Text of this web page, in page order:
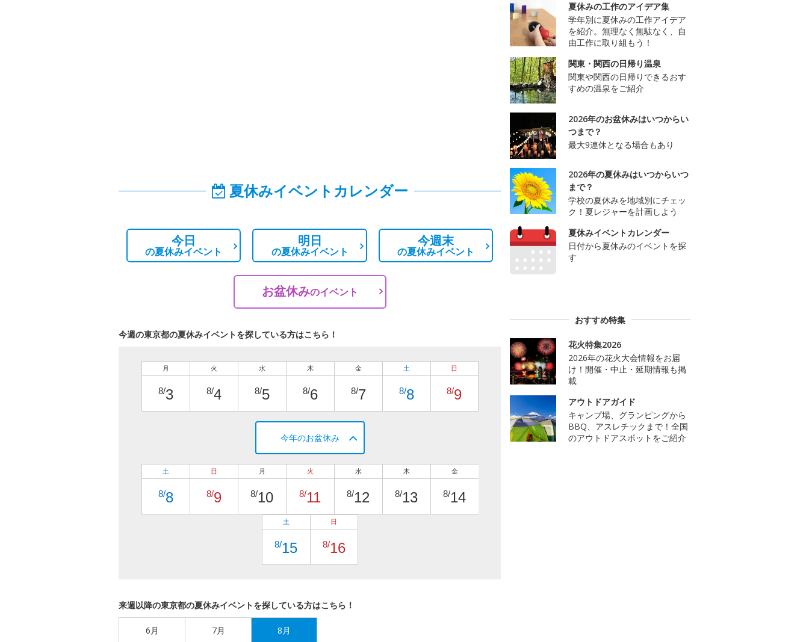
夏休みイベントカレンダー
今日
の夏休みイベント
明日
の夏休みイベント
今週末
の夏休みイベント
お盆休みのイベント
今週の東京都の夏休みイベントを探している方はこちら！
月
8/3
火
8/4
水
8/5
木
8/6
金
8/7
土
8/8
日
8/9
今年のお盆休み
土
8/8
日
8/9
月
8/10
火
8/11
水
8/12
木
8/13
金
8/14
土
8/15
日
8/16
来週以降の東京都の夏休みイベントを探している方はこちら！
6月 7月 8月
夏休みの工作のアイデア集
学年別に夏休みの工作アイデア
を紹介。無理なく無駄なく、自
由工作に取り組もう！
関東・関西の日帰り温泉
関東や関西の日帰りできるおす
すめの温泉をご紹介
2026年のお盆休みはいつからい
つまで？
最大9連休となる場合もあり
2026年の夏休みはいつからいつ
まで？
学校の夏休みを地域別にチェッ
ク！夏レジャーを計画しよう
夏休みイベントカレンダー
日付から夏休みのイベントを探
す
おすすめ特集
花火特集2026
2026年の花火大会情報をお届
け！開催・中止・延期情報も掲
載
アウトドアガイド
キャンプ場、グランピングから
BBQ、アスレチックまで！全国
のアウトドアスポットをご紹介